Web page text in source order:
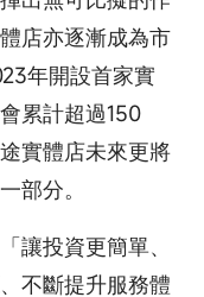
店亦逐漸成為市
年開設首家實
累計超過150
實體店未來更將
部分。
讓投資更簡單、
不斷提升服務體